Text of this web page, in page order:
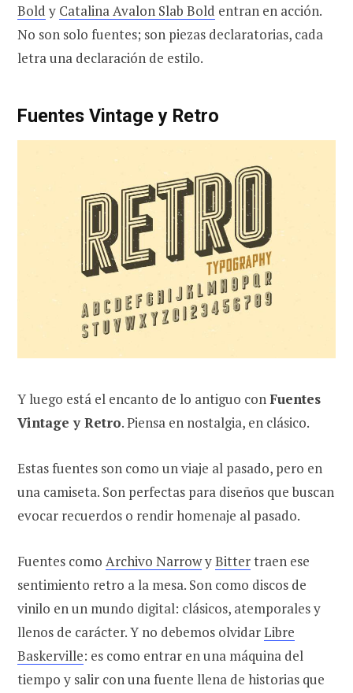
Bold y Catalina Avalon Slab Bold entran en acción.
No son solo fuentes; son piezas declaratorias, cada
letra una declaración de estilo.
Fuentes Vintage y Retro
Y luego está el encanto de lo antiguo conFuentes
Vintage y Retro. Piensa en nostalgia, en clásico.
Estas fuentes son como un viaje al pasado, pero en
una camiseta. Son perfectas para diseños que buscan
evocar recuerdos o rendir homenaje al pasado.
Fuentes como Archivo NarrowyBittertraen ese
sentimiento retro a la mesa. Son como discos de
vinilo en un mundo digital: clásicos, atemporales y
llenos de carácter. Y no debemos olvidarLibre
Baskerville: es como entrar en una máquina del
tiempo y salir con una fuente llena de historias que